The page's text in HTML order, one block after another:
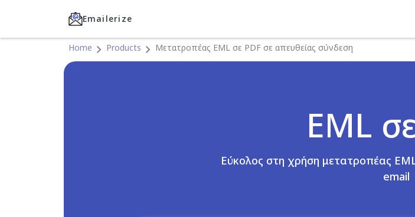
Emailerize
Home Products Μετατροπέας EML σε PDF σε απευθείας σύνδεση
EML
Εύκολος στη χρήση μετατροπέας
email